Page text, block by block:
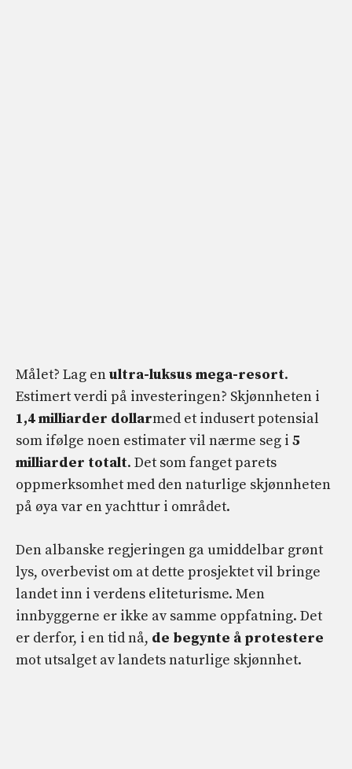
Målet? Lag enultra-luksus mega-resort.
Estimert verdi på investeringen? Skjønnheten i
1,4 milliarder dollarmed et indusert potensial
som ifølge noen estimater vil nærme seg i 5
milliarder totalt. Det som fanget parets
oppmerksomhet med den naturlige skjønnheten
på øya var en yachttur i området.
Den albanske regjeringen ga umiddelbar grønt
lys, overbevist om at dette prosjektet vil bringe
landet inn i verdens eliteturisme. Men
innbyggerne er ikke av samme oppfatning. Det
er derfor, i en tid nå, de begynte å protestere
mot utsalget av landets naturlige skjønnhet.